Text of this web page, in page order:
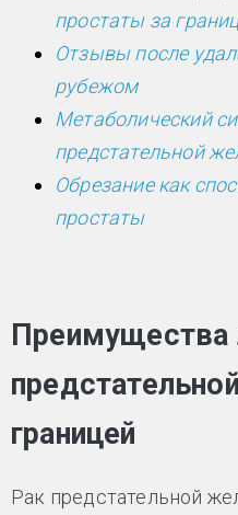
простаты за
Отзывы после
рубежом
Метаболический
предстательной
Обрезание как
простаты
Преимущества
границей
Рак предстательной